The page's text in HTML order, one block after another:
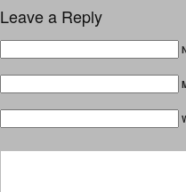
Leave a Reply